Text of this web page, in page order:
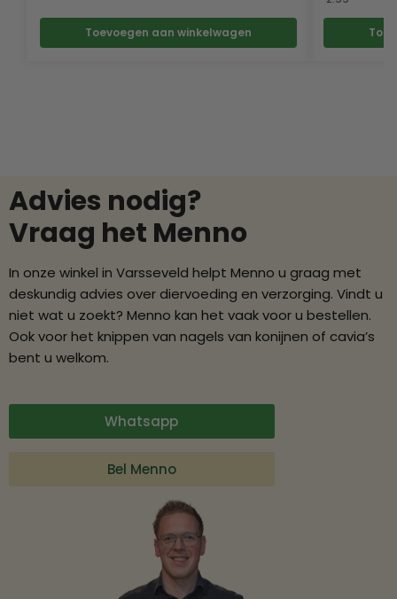
Toevoegen aan winkelwagen
Advies nodig?
Vraag het Menno
In onze winkel in Varsseveld helpt Menno u graag met
deskundig advies over diervoeding en verzorging. Vindt u
niet wat u zoekt? Menno kan het vaak voor u bestellen.
Ook voor het knippen van nagels van konijnen of cavia’s
bent u welkom.
Whatsapp
Bel Menno